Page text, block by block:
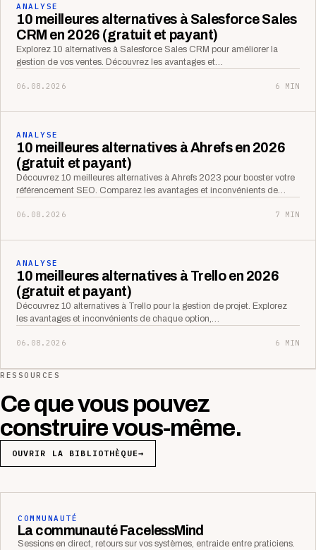
ANALYSE
10 meilleures alternatives à Salesforce Sales
CRM en 2026 (gratuit et payant)
Explorez 10 alternatives à Salesforce Sales CRM pour améliorer la
gestion de vos ventes. Découvrez les avantages et…
06.08.2026 6 MIN
ANALYSE
10 meilleures alternatives à Ahrefs en 2026
(gratuit et payant)
Découvrez 10 meilleures alternatives à Ahrefs 2023 pour booster votre
référencement SEO. Comparez les avantages et inconvénients de…
06.08.2026 7 MIN
ANALYSE
10 meilleures alternatives à Trello en 2026
(gratuit et payant)
Découvrez 10 alternatives à Trello pour la gestion de projet. Explorez
les avantages et inconvénients de chaque option,…
06.08.2026 6 MIN
RESSOURCES
Ce que vous pouvez
construire vous-même.
OUVRIR LA BIBLIOTHÈQUE→
COMMUNAUTÉ
La communauté FacelessMind
Sessions en direct, retours sur vos systèmes, entraide entre praticiens.